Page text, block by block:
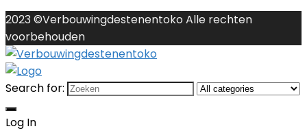
2023 ©Verbouwingdestenentoko Alle rechten
voorbehouden
Search for:
Log In